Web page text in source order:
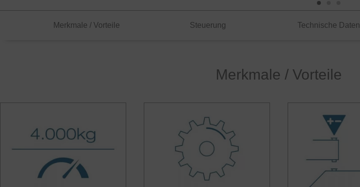
TPS 40 PRO
Bärenstark und schnell
Merkmale / Vorteile Steuerung Technische Daten
Merkmale / Vorteile